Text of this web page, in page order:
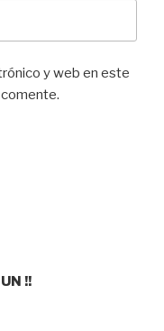
y web en este
!!